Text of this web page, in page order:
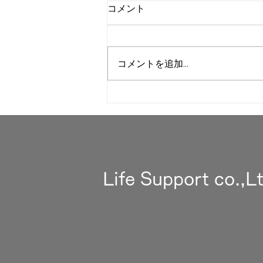
コメント
コメントを追加…
Life Support